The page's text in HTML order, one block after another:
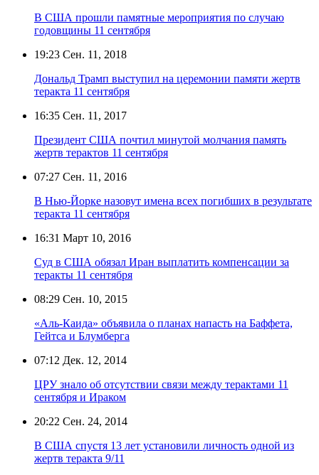
В США прошли памятные мероприятия по случаю
годовщины 11 сентября
19:23 Сен. 11, 2018
Дональд Трамп выступил на церемонии памяти жертв
теракта 11 сентября
16:35 Сен. 11, 2017
Президент США почтил минутой молчания память
жертв терактов 11 сентября
07:27 Сен. 11, 2016
В Нью-Йорке назовут имена всех погибших в результате
теракта 11 сентября
16:31 Март 10, 2016
Суд в США обязал Иран выплатить компенсации за
теракты 11 сентября
08:29 Сен. 10, 2015
«Аль-Каида» объявила о планах напасть на Баффета,
Гейтса и Блумберга
07:12 Дек. 12, 2014
ЦРУ знало об отсутствии связи между терактами 11
сентября и Ираком
20:22 Сен. 24, 2014
В США спустя 13 лет установили личность одной из
жертв теракта 9/11